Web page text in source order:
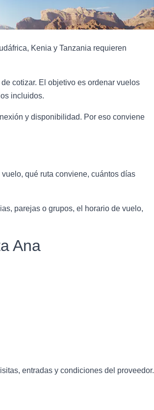
Kenia y Tanzania requieren
cotizar. El objetivo es ordenar vuelos
incluidos.
y disponibilidad. Por eso conviene
qué ruta conviene, cuántos días
parejas o grupos, el horario de vuelo,
Ana
entradas y condiciones del proveedor.